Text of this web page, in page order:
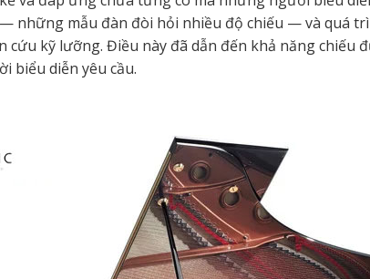
những mẫu đàn đòi hỏi nhiều độ chiếu — và quá
cứu kỹ lưỡng. Điều này đã dẫn đến khả năng chiếu
biểu diễn yêu cầu.